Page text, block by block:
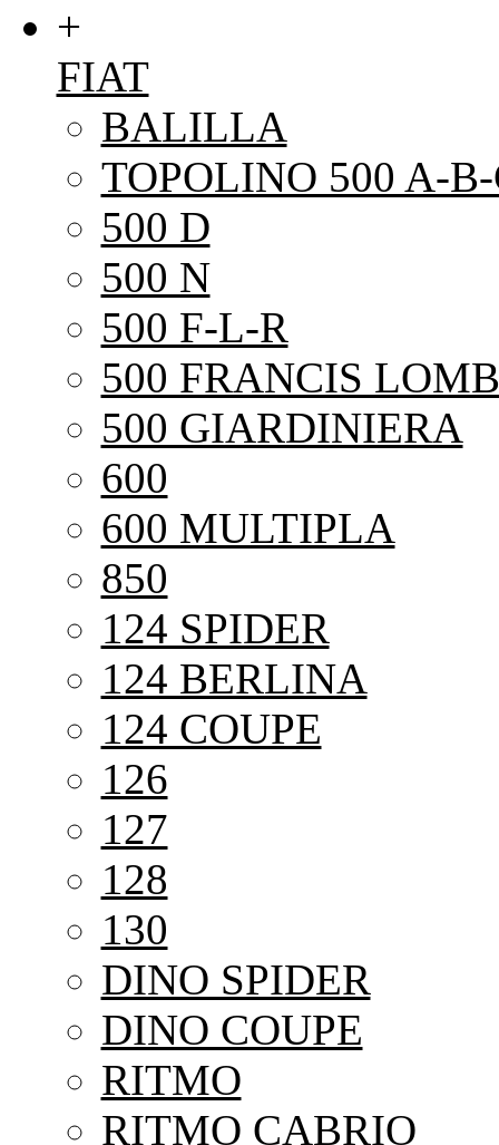
+
FIAT
BALILLA
TOPOLINO 500 A-
500 D
500 N
500 F-L-R
500 FRANCIS
500 GIARDINIERA
600
600 MULTIPLA
850
124 SPIDER
124 BERLINA
124 COUPE
126
127
128
130
DINO SPIDER
DINO COUPE
RITMO
RITMO CABRIO